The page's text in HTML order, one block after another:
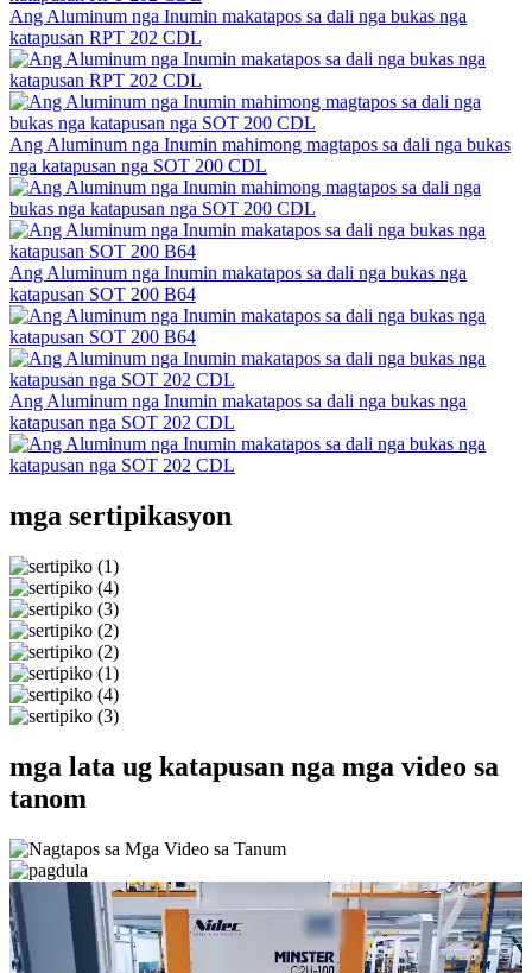
Ang Aluminum nga Inumin makatapos sa dali nga bukas nga
katapusan RPT 202 CDL
Ang Aluminum nga Inumin mahimong magtapos sa dali nga bukas
nga katapusan nga SOT 200 CDL
Ang Aluminum nga Inumin makatapos sa dali nga bukas nga
katapusan SOT 200 B64
Ang Aluminum nga Inumin makatapos sa dali nga bukas nga
katapusan nga SOT 202 CDL
mga sertipikasyon
mga lata ug katapusan nga mga video sa
tanom